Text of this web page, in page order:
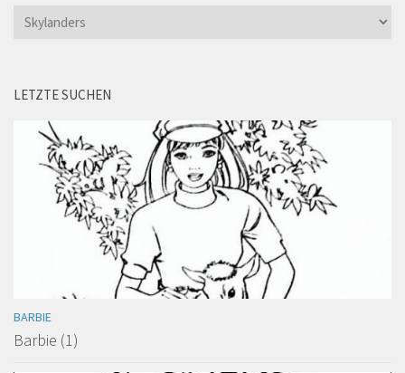
Kategorien
LETZTE SUCHEN
BARBIE
Barbie (1)